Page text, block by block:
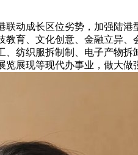
成长区位劣势，加强陆港
教育、文化创意、金融立异
、纺织服拆制制、电子产物
览展现等现代办事业，做大